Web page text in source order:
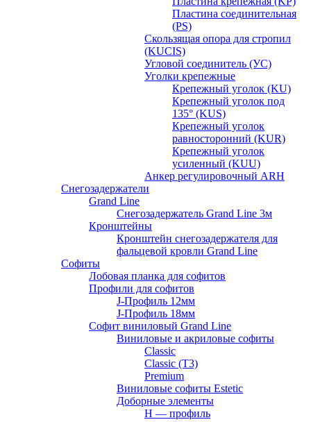
Пластина соединительная
(PS)
Скользящая опора для стропил
(KUCIS)
Угловой соединитель (УС)
Уголки крепежныe
Крепежный уголок (KU)
Крепежный уголок под
135° (KUS)
Крепежный уголок
равносторонний (KUR)
Крепежный уголок
усиленный (KUU)
Анкер регулировочный ARH
Снегозадержатели
Grand Line
Снегозадержатель Grand Line 3м
Кронштейны
Кронштейн снегозадержателя для
фальцевой кровли Grand Line
Софиты
Лобовая планка для софитов
Профили для софитов
J-Профиль 12мм
J-Профиль 18мм
Софит виниловый Grand Line
Виниловые и акриловые софиты
Classic
Classic (T3)
Premium
Виниловые софиты Estetic
Доборные элементы
H — профиль